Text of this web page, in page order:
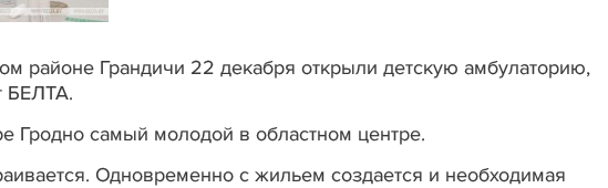
районе Грандичи 22 декабря открыли детскую амбулаторию,
БЕЛТА.
Гродно самый молодой в областном центре.
Одновременно с жильем создается и необходимая